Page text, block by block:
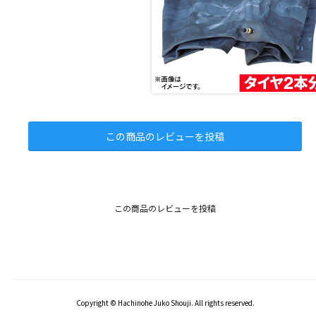
この商品のレビューを投稿
この商品のレビューを投稿
Copyright © Hachinohe Juko Shouji. All rights reserved.